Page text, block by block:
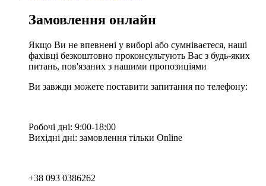
Замовлення онлайн
Якщо Ви не впевнені у виборі або сумніваєтеся, наші
фахівці безкоштовно проконсультують Вас з будь-яких
питань, пов'язаних з нашими пропозиціями
Ви завжди можете поставити запитання по телефону:
Робочі дні: 9:00-18:00
Вихідні дні: замовлення тільки Online
+38 093 0386262